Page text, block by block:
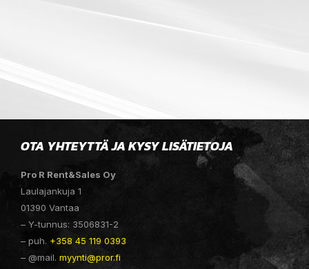
OTA YHTEYTTÄ JA KYSY LISÄTIETOJA
Pro R Rent&Sales Oy
Laulajankuja 1
01390 Vantaa
– Y-tunnus: 3506831-2
– puh. +358 45 119 0393
– @mail. myynti@pror.fi